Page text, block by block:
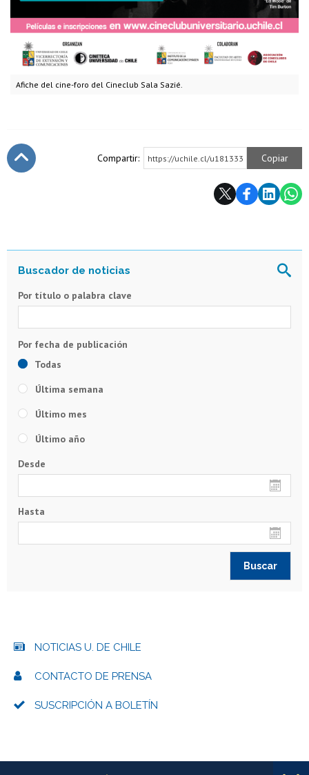
Afiche del cine-foro del Cineclub Sala Sazié.
Compartir: https://uchile.cl/u181333 Copiar
Por título o palabra clave
Todas
Última semana
Último mes
Último año
Desde
Hasta
NOTICIAS U. DE CHILE
CONTACTO DE PRENSA
SUSCRIPCIÓN A BOLETÍN
Más información